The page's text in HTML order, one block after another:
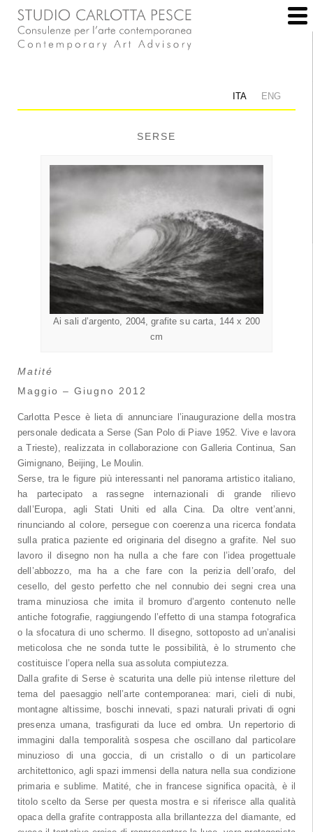
ITA ENG
SERSE
Ai sali d’argento, 2004, grafite su carta, 144 x 200
cm
Matité
Maggio – Giugno 2012
Carlotta Pesce è lieta di annunciare l’inaugurazione della mostra
personale dedicata a Serse (San Polo di Piave 1952. Vive e lavora
a Trieste), realizzata in collaborazione con Galleria Continua, San
Gimignano, Beijing, Le Moulin.
Serse, tra le figure più interessanti nel panorama artistico italiano,
ha partecipato a rassegne internazionali di grande rilievo
dall’Europa, agli Stati Uniti ed alla Cina. Da oltre vent’anni,
rinunciando al colore, persegue con coerenza una ricerca fondata
sulla pratica paziente ed originaria del disegno a grafite. Nel suo
lavoro il disegno non ha nulla a che fare con l’idea progettuale
dell’abbozzo, ma ha a che fare con la perizia dell’orafo, del
cesello, del gesto perfetto che nel connubio dei segni crea una
trama minuziosa che imita il bromuro d’argento contenuto nelle
antiche fotografie, raggiungendo l’effetto di una stampa fotografica
o la sfocatura di uno schermo. Il disegno, sottoposto ad un’analisi
meticolosa che ne sonda tutte le possibilità, è lo strumento che
costituisce l’opera nella sua assoluta compiutezza.
Dalla grafite di Serse è scaturita una delle più intense riletture del
tema del paesaggio nell’arte contemporanea: mari, cieli di nubi,
montagne altissime, boschi innevati, spazi naturali privati di ogni
presenza umana, trasfigurati da luce ed ombra. Un repertorio di
immagini dalla temporalità sospesa che oscillano dal particolare
minuzioso di una goccia, di un cristallo o di un particolare
architettonico, agli spazi immensi della natura nella sua condizione
primaria e sublime. Matité, che in francese significa opacità, è il
titolo scelto da Serse per questa mostra e si riferisce alla qualità
opaca della grafite contrapposta alla brillantezza del diamante, ed